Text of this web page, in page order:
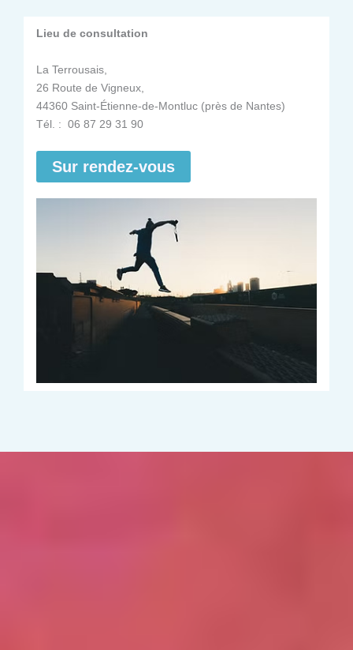
Lieu de consultation
La Terrousais,
26 Route de Vigneux,
44360 Saint-Étienne-de-Montluc (près de Nantes)
Tél. : 06 87 29 31 90
Sur rendez-vous